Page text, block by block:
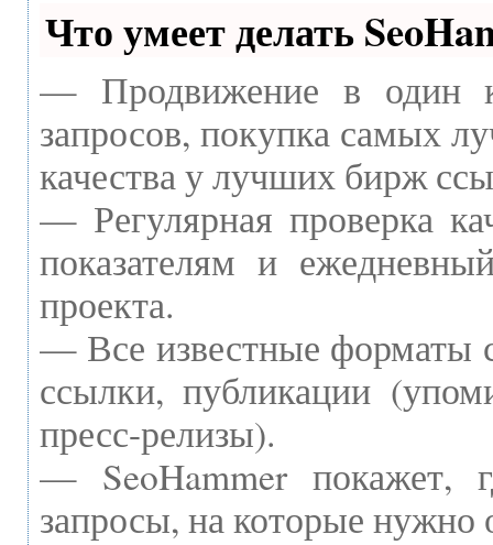
Что умеет делать
— Продвижение в один
запросов, покупка самых
качества у лучших бирж
— Регулярная проверка
показателям и
проекта.
— Все известные форматы
ссылки, публикации
пресс-релизы).
— SeoHammer покажет,
запросы, на которые нужно